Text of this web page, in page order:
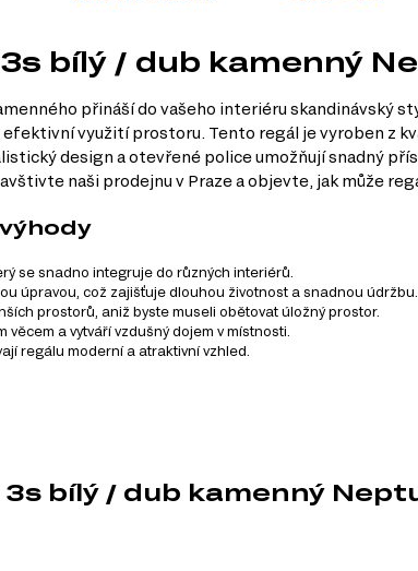
bílý / dub kamenný
přináší do vašeho interiéru skandinávský
využití prostoru. Tento regál je vyroben z
design a otevřené police umožňují snadný
naši prodejnu v Praze a objevte, jak může
se snadno integruje do různých interiérů.
úpravou, což zajišťuje dlouhou životnost a snadnou údržbu.
prostorů, aniž byste museli obětovat úložný prostor.
a vytváří vzdušný dojem v místnosti.
regálu moderní a atraktivní vzhled.
bílý / dub kamenný